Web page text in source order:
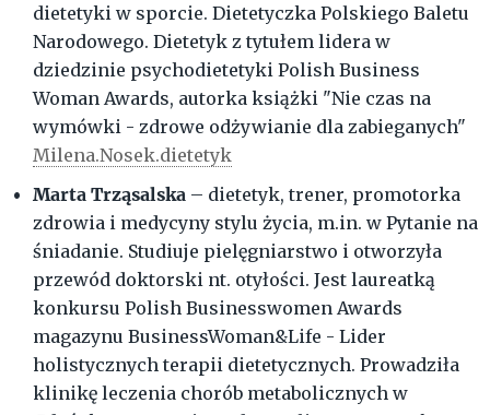
dietetyki w sporcie. Dietetyczka Polskiego Baletu
Narodowego. Dietetyk z tytułem lidera w
dziedzinie psychodietetyki Polish Business
Woman Awards, autorka książki "Nie czas na
wymówki - zdrowe odżywianie dla zabieganych"
Milena.Nosek.dietetyk
Marta Trząsalska – dietetyk, trener, promotorka
zdrowia i medycyny stylu życia, m.in. w Pytanie na
śniadanie. Studiuje pielęgniarstwo i otworzyła
przewód doktorski nt. otyłości. Jest laureatką
konkursu Polish Businesswomen Awards
magazynu BusinessWoman&Life - Lider
holistycznych terapii dietetycznych. Prowadziła
klinikę leczenia chorób metabolicznych w